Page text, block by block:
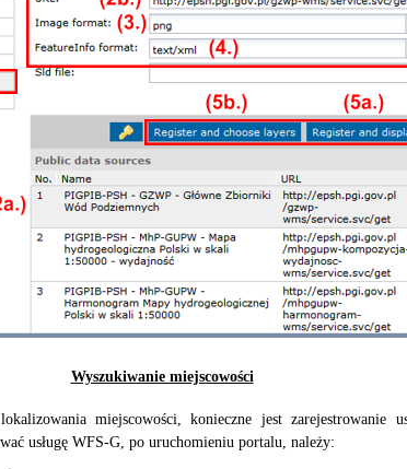
Wyszukiwanie miejscowości
miejscowości, konieczne jest zarejestrowanie
usługę WFS-G, po uruchomieniu portalu, należy: